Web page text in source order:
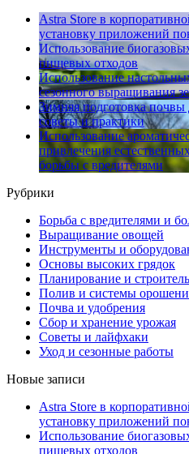
Astra Store в
установку приложений
Использование
пищевых отходов
Использование
сезонного выращивания
Зимняя подготовка почвы
советы и практики
Использование
привлечения
борьбы с вредителями
Рубрики
Борьба с вредителями и
Выращивание овощей
Инструменты и
Основы высоких грядок
Планирование и
Полив и системы
Почва и удобрения
Сбор и хранение урожая
Советы и лайфхаки
Уход и сезонные работы
Новые записи
Astra Store в
установку приложений
Использование
пищевых отходов